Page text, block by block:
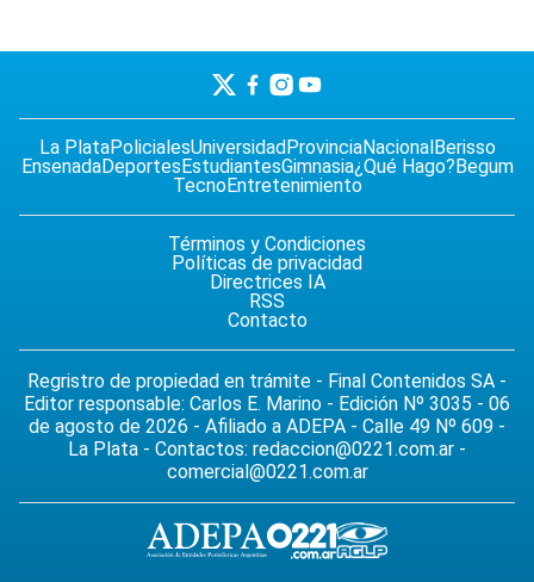
La PlataPolicialesUniversidadProvinciaNacionalBerisso
EnsenadaDeportesEstudiantesGimnasia¿Qué Hago?Begum
TecnoEntretenimiento
Términos y Condiciones
Políticas de privacidad
Directrices IA
RSS
Contacto
Regristro de propiedad en trámite - Final Contenidos SA -
Editor responsable: Carlos E. Marino - Edición Nº 3035 - 06
de agosto de 2026 - Afiliado a ADEPA - Calle 49 Nº 609 -
La Plata - Contactos: redaccion@0221.com.ar -
comercial@0221.com.ar